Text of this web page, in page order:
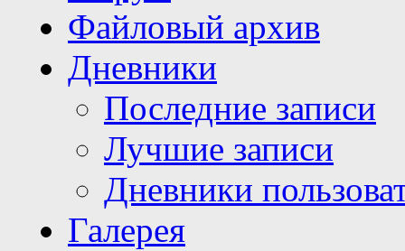
Файловый архив
Дневники
Последние записи
Лучшие записи
Дневники
Галерея